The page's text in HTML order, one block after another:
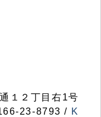
１２丁目右1号
23-8793 / K